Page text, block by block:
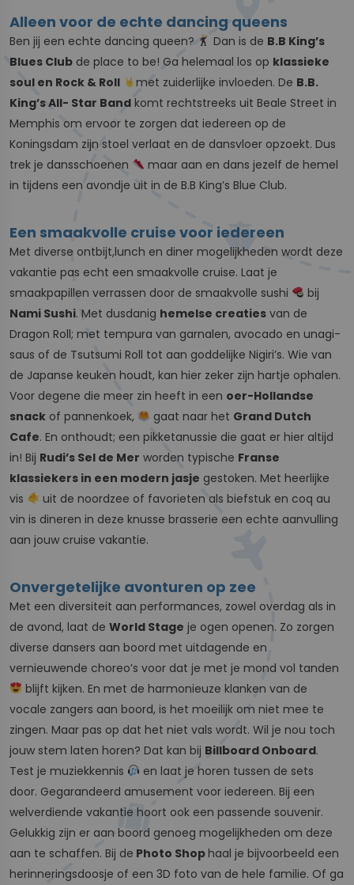
Alleen voor de echte dancing queens
Ben jij een echte dancing queen? Dan is de B.B King’s
Blues Club de place to be! Ga helemaal los op klassieke
soul en Rock & Roll
met zuiderlijke invloeden. De B.B.
King’s All- Star Band komt rechtstreeks uit Beale Street in
Memphis om ervoor te zorgen dat iedereen op de
Koningsdam zijn stoel verlaat en de dansvloer opzoekt. Dus
trek je dansschoenen
maar aan en dans jezelf de hemel
in tijdens een avondje uit in de B.B King’s Blue Club.
Een smaakvolle cruise voor iedereen
Met diverse ontbijt,lunch en diner mogelijkheden wordt deze
vakantie pas echt een smaakvolle cruise. Laat je
smaakpapillen verrassen door de smaakvolle sushi
bij
Nami Sushi. Met dusdanig hemelse creaties van de
Dragon Roll; met tempura van garnalen, avocado en unagi-
saus of de Tsutsumi Roll tot aan goddelijke Nigiri’s. Wie van
de Japanse keuken houdt, kan hier zeker zijn hartje ophalen.
Voor degene die meer zin heeft in een oer-Hollandse
snack of pannenkoek, gaat naar het Grand Dutch
Cafe. En onthoudt; een pikketanussie die gaat er hier altijd
in! Bij Rudi’s Sel de Mer worden typische Franse
klassiekers in een modern jasje gestoken. Met heerlijke
vis
uit de noordzee of favorieten als biefstuk en coq au
vin is dineren in deze knusse brasserie een echte aanvulling
aan jouw cruise vakantie.
Onvergetelijke avonturen op zee
Met een diversiteit aan performances, zowel overdag als in
de avond, laat de World Stage je ogen openen. Zo zorgen
diverse dansers aan boord met uitdagende en
vernieuwende choreo’s voor dat je met je mond vol tanden
blijft kijken. En met de harmonieuze klanken van de
vocale zangers aan boord, is het moeilijk om niet mee te
zingen. Maar pas op dat het niet vals wordt. Wil je nou toch
jouw stem laten horen? Dat kan bij Billboard Onboard.
Test je muziekkennis
en laat je horen tussen de sets
door. Gegarandeerd amusement voor iedereen. Bij een
welverdiende vakantie hoort ook een passende souvenir.
Gelukkig zijn er aan boord genoeg mogelijkheden om deze
aan te schaffen. Bij de Photo Shophaal je bijvoorbeeld een
herinneringsdoosje of een 3D foto van de hele familie. Of ga